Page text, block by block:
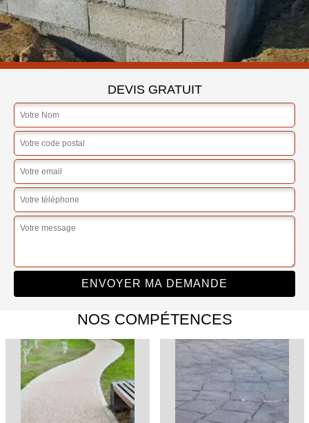
DEVIS GRATUIT
NOS COMPÉTENCES